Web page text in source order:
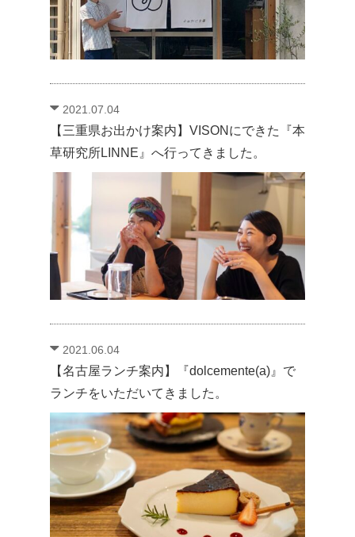
2021.07.04
【三重県お出かけ案内】VISONにできた『本
草研究所LINNE』へ行ってきました。
2021.06.04
【名古屋ランチ案内】『dolcemente(a)』で
ランチをいただいてきました。